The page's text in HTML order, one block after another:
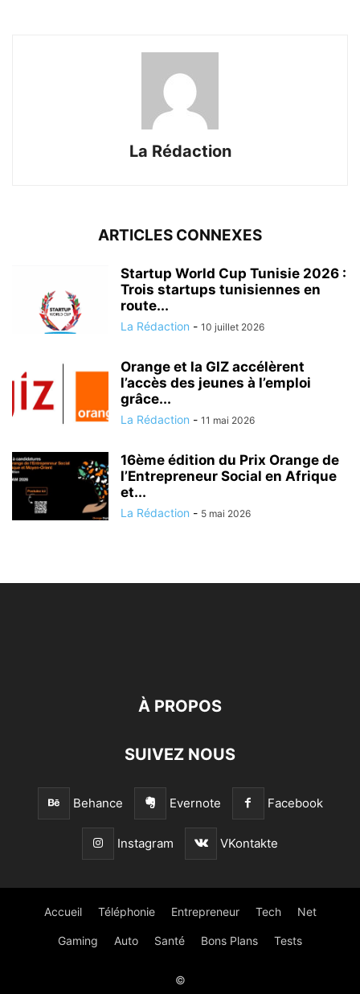
La Rédaction
ARTICLES CONNEXES
Startup World Cup Tunisie 2026 :
Trois startups tunisiennes en
route...
La Rédaction - 10 juillet 2026
Orange et la GIZ accélèrent
l’accès des jeunes à l’emploi
grâce...
La Rédaction - 11 mai 2026
16ème édition du Prix Orange de
l’Entrepreneur Social en Afrique
et...
La Rédaction - 5 mai 2026
À PROPOS
SUIVEZ NOUS
Behance Evernote Facebook
Instagram VKontakte
Accueil Téléphonie Entrepreneur Tech Net
Gaming Auto Santé Bons Plans Tests
©